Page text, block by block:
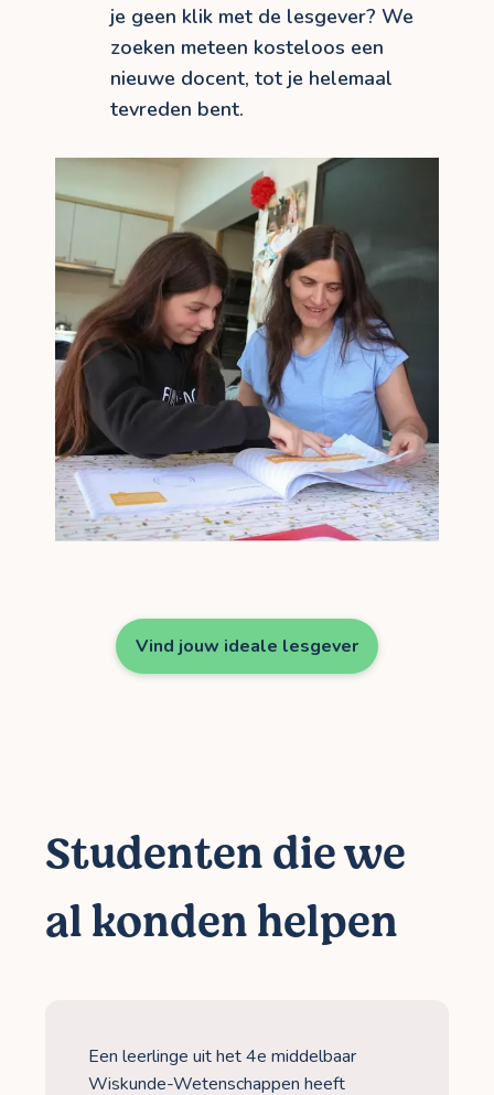
je geen klik met de lesgever? We
zoeken meteen kosteloos een
nieuwe docent, tot je helemaal
tevreden bent.
Vind jouw ideale lesgever
Studenten die we
al konden helpen
Een leerlinge uit het 4e middelbaar
Wiskunde-Wetenschappen heeft